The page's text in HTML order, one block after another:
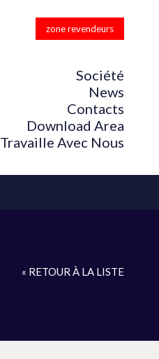
zone revendeurs
Société
News
Contacts
Download Area
Travaille Avec Nous
« RETOUR À LA LISTE